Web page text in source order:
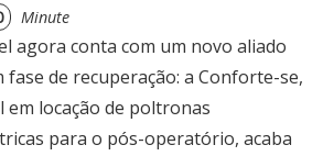
Minute
agora conta com um novo aliado
fase de recuperação: a Conforte-se,
em locação de poltronas
para o pós-operatório, acaba